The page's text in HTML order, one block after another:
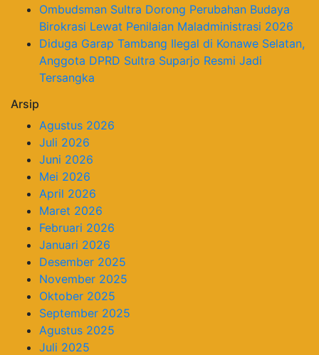
Ombudsman Sultra Dorong Perubahan Budaya
Birokrasi Lewat Penilaian Maladministrasi 2026
Diduga Garap Tambang Ilegal di Konawe Selatan,
Anggota DPRD Sultra Suparjo Resmi Jadi
Tersangka
Arsip
Agustus 2026
Juli 2026
Juni 2026
Mei 2026
April 2026
Maret 2026
Februari 2026
Januari 2026
Desember 2025
November 2025
Oktober 2025
September 2025
Agustus 2025
Juli 2025